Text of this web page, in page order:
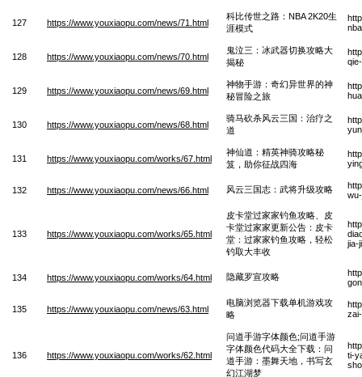
127 https://www.youxiaopu.com/news/71.html
科比传世之路：NBA 2K20生
涯模式
128 https://www.youxiaopu.com/news/70.html
鬼泣三：冰武器切换攻略大
揭秘
129 https://www.youxiaopu.com/news/69.html
神物手游：奇幻异世界的神
秘冒险之旅
130 https://www.youxiaopu.com/news/68.html
骑马砍杀风云三国：治疗之
道
131 https://www.youxiaopu.com/works/67.html
神仙道：精英神骑攻略秘
笈，助你征战四海
132 https://www.youxiaopu.com/news/66.html 风云三国志：武将升级攻略
133 https://www.youxiaopu.com/works/65.html
皮卡堂过家家钓鱼攻略、皮
卡堂过家家更新公告：皮卡
堂：过家家钓鱼攻略，轻松
钓取大丰收
jia-
134 https://www.youxiaopu.com/works/64.html 隐藏罗宣攻略
135 https://www.youxiaopu.com/news/63.html
电脑浏览器下载单机游戏攻
略
136 https://www.youxiaopu.com/works/62.html
问道手游字体颜色;问道手游
字体颜色代码大全下载：问
道手游：墨舞天地，书写玄
幻江湖梦
ti-